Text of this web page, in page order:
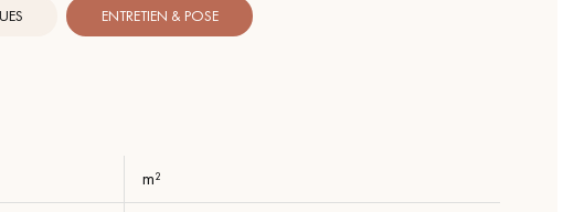
ENTRETIEN & POSE
m²